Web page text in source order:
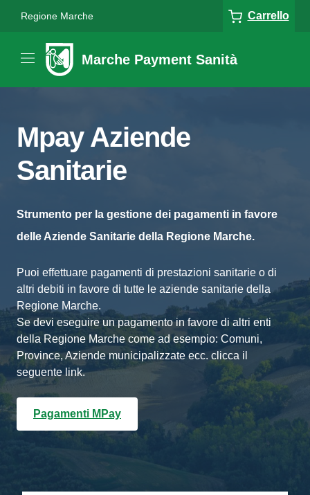
Regione Marche Carrello
Marche Payment Sanità
Mpay Aziende
Sanitarie
Strumento per la gestione dei pagamenti in favore
delle Aziende Sanitarie della Regione Marche.
Puoi effettuare pagamenti di prestazioni sanitarie o di
altri debiti in favore di tutte le aziende sanitarie della
Regione Marche.
Se devi eseguire un pagamento in favore di altri enti
della Regione Marche come ad esempio: Comuni,
Province, Aziende municipalizzate ecc. clicca il
seguente link.
Pagamenti MPay